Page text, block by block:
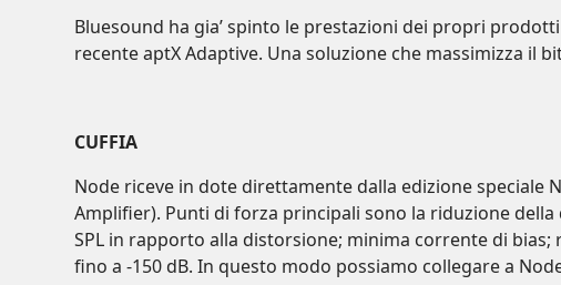
Bluesound ha gia’ spinto le prestazioni dei propri
recente aptX Adaptive. Una soluzione che massimizza il
CUFFIA
Node riceve in dote direttamente dalla edizione speciale
Amplifier). Punti di forza principali sono la riduzione
SPL in rapporto alla distorsione; minima corrente di
fino a -150 dB. In questo modo possiamo collegare a